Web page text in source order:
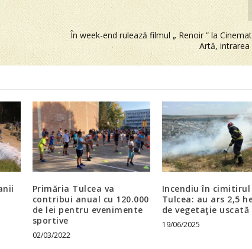
În week-end rulează filmul „ Renoir ” la
Artă,
Primăria Tulcea va
contribui anual cu 120.000
de lei pentru evenimente
sportive
02/03/2022
Incendiu în
Tulcea: au ars 2,5
de vegetaţie uscată
19/06/2025